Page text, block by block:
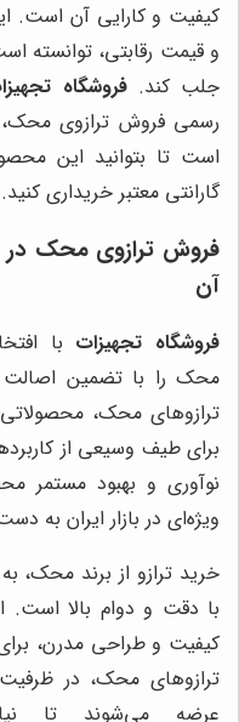
کیفیت و کارایی آن است.
و قیمت رقابتی، توانسته
جلب کند.فروشگاه
رسمی فروش ترازوی محک،
است تا بتوانید این
گارانتی معتبر خریداری کنید.
فروش ترازوی محک در
آن
فروشگاه تجهیزات با
محک را با تضمین اصالت
ترازوهای محک،
برای طیف وسیعی از
نوآوری و بهبود مستمر
ویژه‌ای در بازار ایران به
خرید ترازو از برند محک،
با دقت و دوام بالا است.
کیفیت و طراحی مدرن،
ترازوهای محک، در
عرضه می‌شوند تا